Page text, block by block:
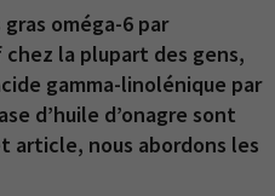
oméga-6 par
la plupart des gens,
gamma-linolénique par
d’huile d’onagre sont
article, nous abordons les